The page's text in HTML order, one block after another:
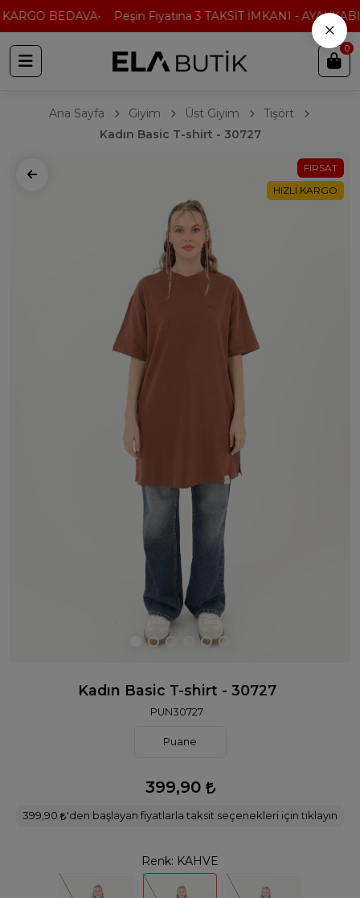
BEDAVA Peşin Fiyatına 3 TAKSİT İMKANI -
0
Ana Sayfa Giyim Üst Giyim
Tişört
Kadın Basic T-shirt - 30727
FIRSAT
HIZLI KARGO
Kadın Basic T-shirt - 30727
PUN30727
Puane
399,90
399,90 'den başlayan fiyatlarla taksit seçenekleri için tıklayın
Renk: KAHVE
×